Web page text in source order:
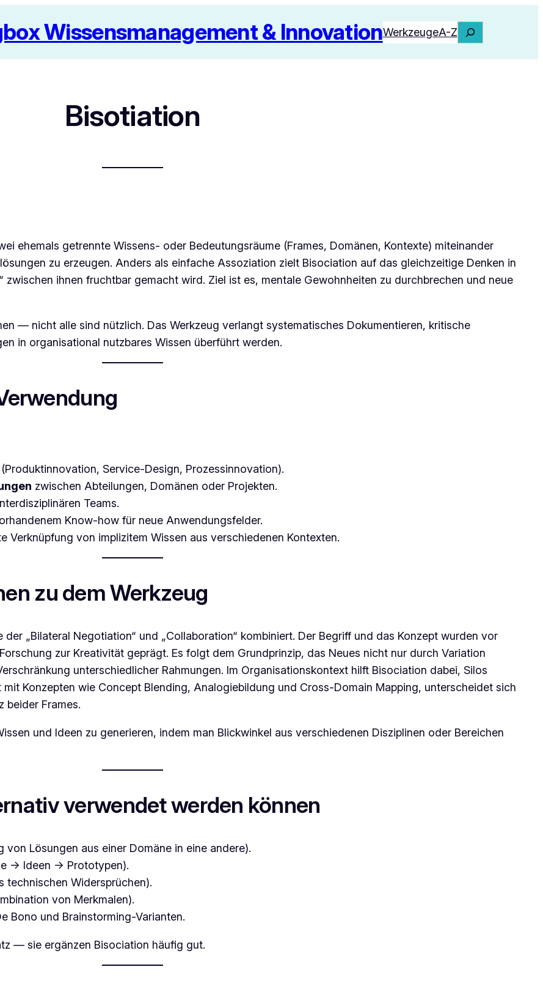
Wissensmanagement & InnovationWerkzeugeA-ZSuchen
Bisotiation
ehemals getrennte Wissens- oder Bedeutungsräume (Frames, Domänen, Kontexte) miteinander
zu erzeugen. Anders als einfache Assoziation zielt Bisociation auf das gleichzeitige Denken in
zwischen ihnen fruchtbar gemacht wird. Ziel ist es, mentale Gewohnheiten zu durchbrechen und neue
— nicht alle sind nützlich. Das Werkzeug verlangt systematisches Dokumentieren, kritische
in organisational nutzbares Wissen überführt werden.
Service-Design, Prozessinnovation).
zwischen Abteilungen, Domänen oder Projekten.
Teams.
Know-how für neue Anwendungsfelder.
Verknüpfung von implizitem Wissen aus verschiedenen Kontexten.
zu dem Werkzeug
„Bilateral Negotiation“ und „Collaboration“ kombiniert. Der Begriff und das Konzept wurden vor
zur Kreativität geprägt. Es folgt dem Grundprinzip, das Neues nicht nur durch Variation
unterschiedlicher Rahmungen. Im Organisationskontext hilft Bisociation dabei, Silos
Konzepten wie Concept Blending, Analogiebildung und Cross-Domain Mapping, unterscheidet sich
beider Frames.
und Ideen zu generieren, indem man Blickwinkel aus verschiedenen Disziplinen oder Bereichen
verwendet werden können
von Lösungen aus einer Domäne in eine andere).
→ Ideen → Prototypen).
technischen Widersprüchen).
von Merkmalen).
Bono und Brainstorming-Varianten.
— sie ergänzen Bisociation häufig gut.